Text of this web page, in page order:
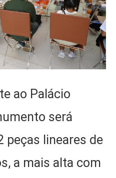
ao Palácio
será
peças lineares de
a mais alta com